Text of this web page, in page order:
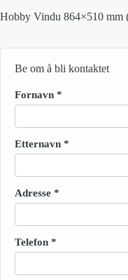
was:
kr 12
is:
kr 7
Hobby Vindu 864×510 mm
Be om å bli kontaktet
Fornavn *
Etternavn *
Adresse *
Telefon *